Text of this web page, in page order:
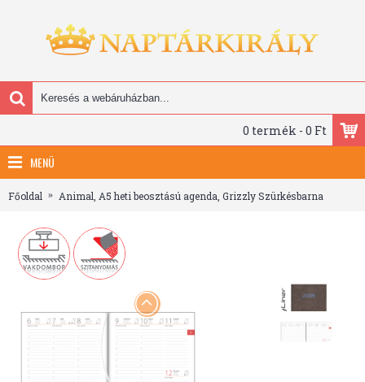
0 termék - 0 Ft
MENÜ
Főoldal Animal, A5 heti beosztású agenda, Grizzly Szürkésbarna